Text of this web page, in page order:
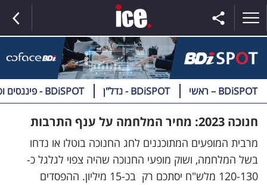
הנבחרת
השוק
BDiSPOT – ראשי BDiSPOT - נדל"ן BDiSPOT - פיננסים וטק
חנוכה 2023: מחיר המלחמה על ענף התרבות
מרבית המופעים המתוכננים לחג החנוכה בוטלו או נדחו
בשל המלחמה, ושוק מופעי החנוכה שהיה צפוי לגלגל כ-
120-130 מלש"ח יסתכם רק בכ-15 מיליון. ההפסדים